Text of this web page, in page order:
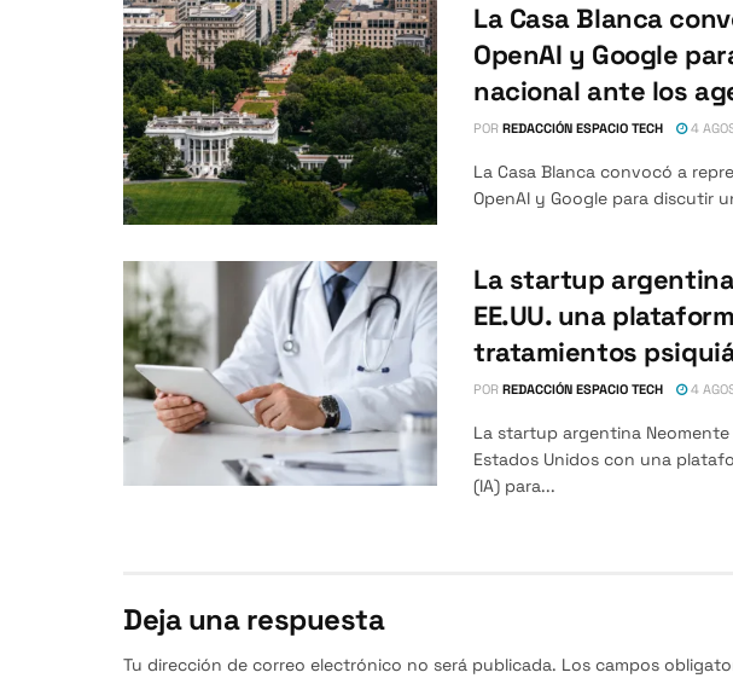
La Casa Blanca
OpenAI y Google
nacional ante los
POR REDACCIÓN ESPACIO TECH 4
La Casa Blanca convocó a
OpenAI y Google para discutir
La startup
EE.UU. una
tratamientos
POR REDACCIÓN ESPACIO TECH 4
La startup argentina
Estados Unidos con una
(IA) para...
Deja una respuesta
Tu dirección de correo electrónico no será publicada. Los campos